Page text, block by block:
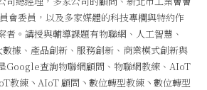
會委員，以及多家媒體的科技專欄與特約作
者。講授與輔導課題有物聯網、人工智慧、
據、產品創新、服務創新、商業模式創新與
Google查詢物聯網顧問、物聯網教練、AIoT
教練丶AIoT 顧問丶數位轉型教練丶數位轉型